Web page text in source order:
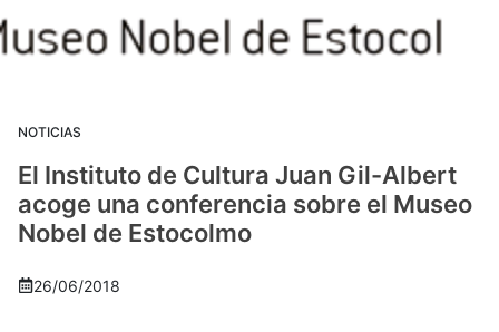
NOTICIAS
El Instituto de Cultura Juan Gil-Albert
acoge una conferencia sobre el Museo
Nobel de Estocolmo
26/06/2018